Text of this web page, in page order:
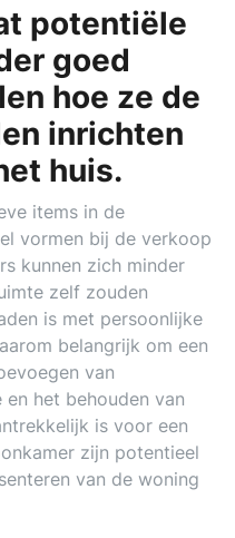
potentiële
goed
hoe ze de
inrichten
huis.
items in de
vormen bij de verkoop
kunnen zich minder
zelf zouden
is met persoonlijke
belangrijk om een
van
het behouden van
is voor een
zijn potentieel
van de woning